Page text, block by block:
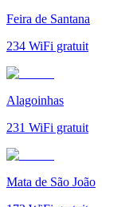
Feira de Santana
234 WiFi gratuit
Alagoinhas
231 WiFi gratuit
Mata de São João